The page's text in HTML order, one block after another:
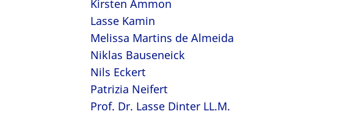
Kirsten Ammon
Lasse Kamin
Melissa Martins de Almeida
Niklas Bauseneick
Nils Eckert
Patrizia Neifert
Prof. Dr. Lasse Dinter LL.M.